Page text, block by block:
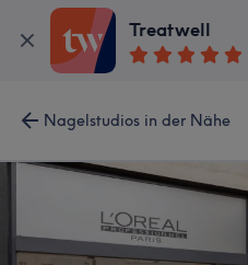
Treatwell
Nagelstudios in der Nähe